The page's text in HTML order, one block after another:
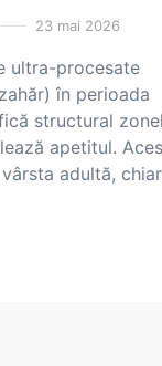
23 mai 2026
ultra-procesate
în perioada
structural
apetitul.
adultă,